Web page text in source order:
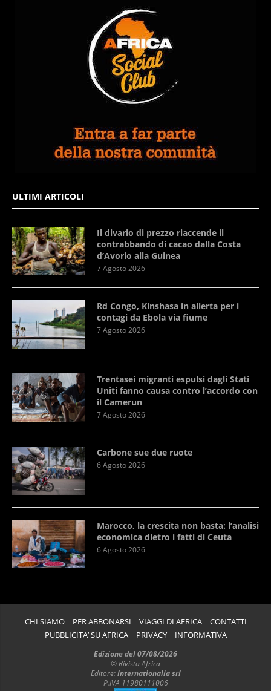
ULTIMI ARTICOLI
Il divario di prezzo riaccende il
contrabbando di cacao dalla Costa
d’Avorio alla Guinea
7 Agosto 2026
Rd Congo, Kinshasa in allerta per i
contagi da Ebola via fiume
7 Agosto 2026
Trentasei migranti espulsi dagli Stati
Uniti fanno causa contro l’accordo con
il Camerun
7 Agosto 2026
Carbone sue due ruote
6 Agosto 2026
Marocco, la crescita non basta: l’analisi
economica dietro i fatti di Ceuta
6 Agosto 2026
CHI SIAMO PER ABBONARSI VIAGGI DI AFRICA
CONTATTI
PUBBLICITA’ SU AFRICA
PRIVACY
INFORMATIVA
Edizione del 07/08/2026
© Rivista Africa
Editore:Internationalia srl
P.IVA 11980111006